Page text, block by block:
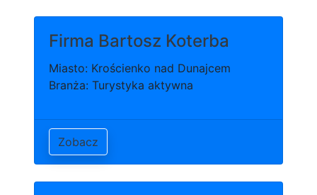
Firma Bartosz Koterba
Miasto: Krościenko nad Dunajcem
Branża: Turystyka aktywna
Zobacz